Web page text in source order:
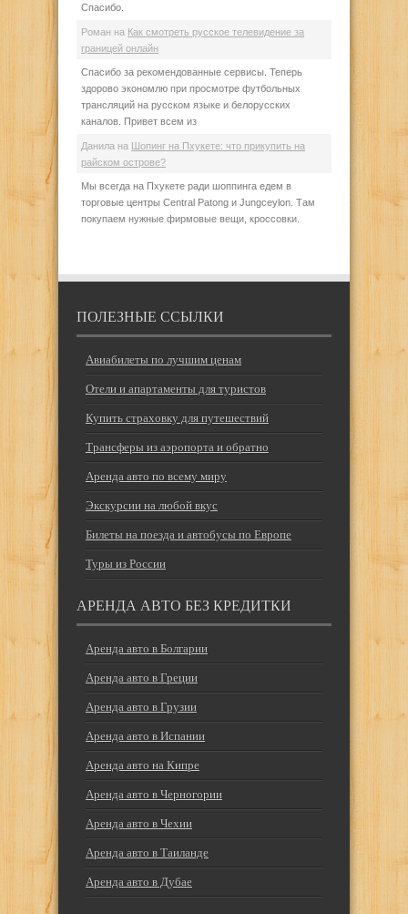
Спасибо.
Роман на Как смотреть русское телевидение за
границей онлайн
Спасибо за рекомендованные сервисы. Теперь
здорово экономлю при просмотре футбольных
трансляций на русском языке и белорусских
каналов. Привет всем из
Данила на Шопинг на Пхукете: что прикупить на
райском острове?
Мы всегда на Пхукете ради шоппинга едем в
торговые центры Central Patong и Jungceylon. Там
покупаем нужные фирмовые вещи, кроссовки.
ПОЛЕЗНЫЕ ССЫЛКИ
Авиабилеты по лучшим ценам
Отели и апартаменты для туристов
Купить страховку для путешествий
Трансферы из аэропорта и обратно
Аренда авто по всему миру
Экскурсии на любой вкус
Билеты на поезда и автобусы по Европе
Туры из России
АРЕНДА АВТО БЕЗ КРЕДИТКИ
Аренда авто в Болгарии
Аренда авто в Греции
Аренда авто в Грузии
Аренда авто в Испании
Аренда авто на Кипре
Аренда авто в Черногории
Аренда авто в Чехии
Аренда авто в Таиланде
Аренда авто в Дубае